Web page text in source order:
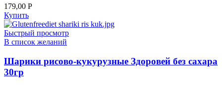
179,00 Р
Купить
Быстрый просмотр
В список желаний
Шарики рисово-кукурузные Здоровей без сахара
30гр